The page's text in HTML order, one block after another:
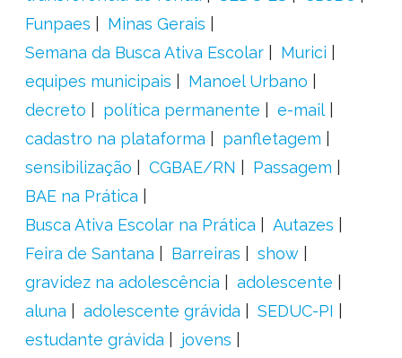
Funpaes
Minas Gerais
Semana da Busca Ativa Escolar
Murici
equipes municipais
Manoel Urbano
decreto
política permanente
e-mail
cadastro na plataforma
panfletagem
sensibilização
CGBAE/RN
Passagem
BAE na Prática
Busca Ativa Escolar na Prática
Autazes
Feira de Santana
Barreiras
show
gravidez na adolescência
adolescente
aluna
adolescente grávida
SEDUC-PI
estudante grávida
jovens